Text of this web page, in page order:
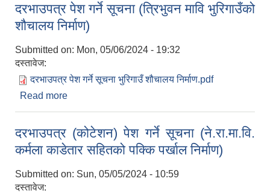
दरभाउपत्र पेश गर्ने सूचना (त्रिभुवन मावि भुरिगाउँको
शौचालय निर्माण)
Submitted on: Mon, 05/06/2024 - 19:32
दस्तावेज:
दरभाउपत्र पेश गर्ने सूचना भुरिगाउँ शौचालय निर्माण.pdf
Read more
दरभाउपत्र (कोटेशन) पेश गर्ने सूचना (ने.रा.मा.वि.
कर्मला काडेतार सहितको पक्कि पर्खाल निर्माण)
Submitted on: Sun, 05/05/2024 - 10:59
दस्तावेज: